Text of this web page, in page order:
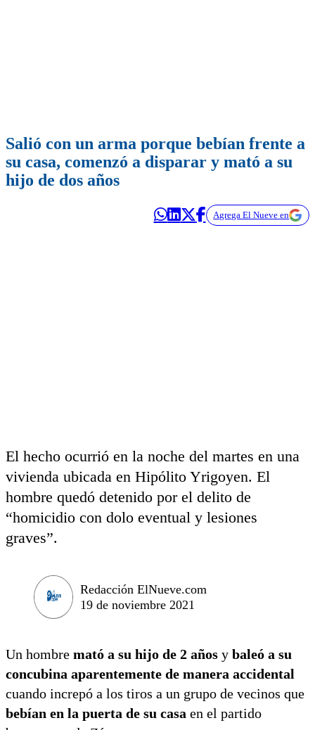
Salió con un arma porque bebían frente a
su casa, comenzó a disparar y mató a su
hijo de dos años
Agrega El Nueve en
El hecho ocurrió en la noche del martes en una
vivienda ubicada en Hipólito Yrigoyen. El
hombre quedó detenido por el delito de
“homicidio con dolo eventual y lesiones
graves”.
Redacción ElNueve.com
19 de noviembre 2021
Un hombre mató a su hijo de 2 años y baleó a su
concubina aparentemente de manera accidental
cuando increpó a los tiros a un grupo de vecinos que
bebían en la puerta de su casa en el partido